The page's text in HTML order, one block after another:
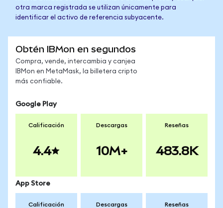
otra marca registrada se utilizan únicamente para
identificar el activo de referencia subyacente.
Obtén IBMon en segundos
Compra, vende, intercambia y canjea
IBMon en MetaMask, la billetera cripto
más confiable.
Google Play
Calificación
4.4
Descargas
10M+
Reseñas
483.8K
App Store
Calificación Descargas Reseñas